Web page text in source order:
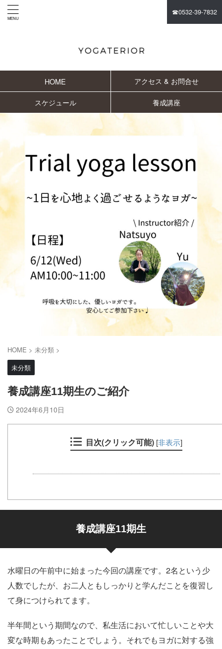
☎︎0532-39-7832
HOME アクセス & お問合せ
スケジュール 養成講座
HOME > 未分類 >
未分類
養成講座11期生のご紹介
2024年6月10日
目次(クリック可能) [非表示]
養成講座11期生
水曜日の午前中に始まった今回の講座です。2名という少
人数でしたが、お二人ともしっかりと学んだことを復習し
て身につけられてます。
半年間という期間なので、私生活において忙しいことや大
変な時期もあったことでしょう。それでもヨガに対する強